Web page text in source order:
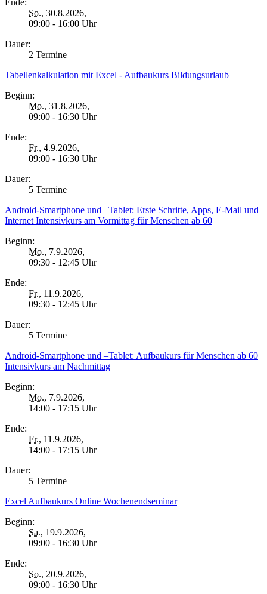
So., 30.8.2026,
09:00 - 16:00 Uhr
Dauer:
2 Termine
Tabellenkalkulation mit Excel - Aufbaukurs Bildungsurlaub
Beginn:
Mo., 31.8.2026,
09:00 - 16:30 Uhr
Ende:
Fr., 4.9.2026,
09:00 - 16:30 Uhr
Dauer:
5 Termine
Android-Smartphone und –Tablet: Erste Schritte, Apps, E-Mail und
Internet Intensivkurs am Vormittag für Menschen ab 60
Beginn:
Mo., 7.9.2026,
09:30 - 12:45 Uhr
Ende:
Fr., 11.9.2026,
09:30 - 12:45 Uhr
Dauer:
5 Termine
Android-Smartphone und –Tablet: Aufbaukurs für Menschen ab 60
Intensivkurs am Nachmittag
Beginn:
Mo., 7.9.2026,
14:00 - 17:15 Uhr
Ende:
Fr., 11.9.2026,
14:00 - 17:15 Uhr
Dauer:
5 Termine
Excel Aufbaukurs Online Wochenendseminar
Beginn:
Sa., 19.9.2026,
09:00 - 16:30 Uhr
Ende:
So., 20.9.2026,
09:00 - 16:30 Uhr